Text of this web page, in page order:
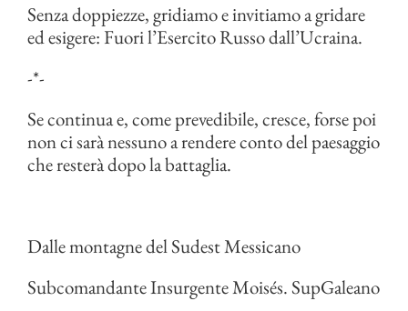
Senza doppiezze, gridiamo e invitiamo a gridare
ed esigere: Fuori l’Esercito Russo dall’Ucraina.
-*-
Se continua e, come prevedibile, cresce, forse poi
non ci sarà nessuno a rendere conto del paesaggio
che resterà dopo la battaglia.
Dalle montagne del Sudest Messicano
Subcomandante Insurgente Moisés. SupGaleano